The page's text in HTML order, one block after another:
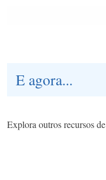
E agora...
Explora outros recursos de